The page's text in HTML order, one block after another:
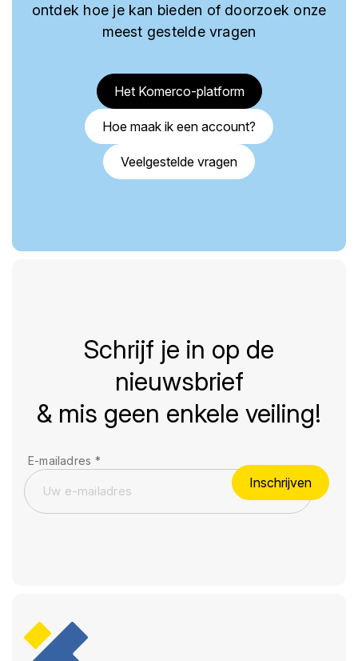
ontdek hoe je kan bieden of doorzoek onze
meest gestelde vragen
Het Komerco-platform
Hoe maak ik een account?
Veelgestelde vragen
Schrijf je in op de
nieuwsbrief
& mis geen enkele veiling!
E-mailadres *
Inschrijven